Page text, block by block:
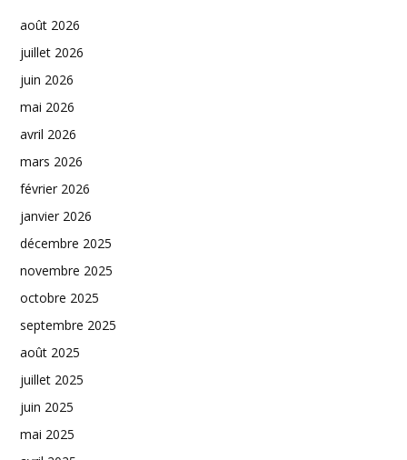
août 2026
juillet 2026
juin 2026
mai 2026
avril 2026
mars 2026
février 2026
janvier 2026
décembre 2025
novembre 2025
octobre 2025
septembre 2025
août 2025
juillet 2025
juin 2025
mai 2025